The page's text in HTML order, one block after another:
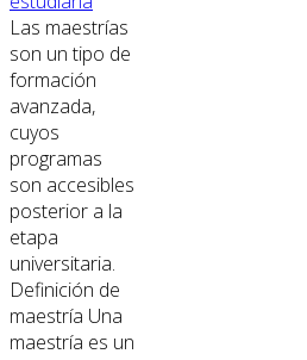
Las maestrías
son un tipo de
formación
avanzada,
cuyos
programas
son accesibles
posterior a la
etapa
universitaria.
Definición de
maestría Una
maestría es un